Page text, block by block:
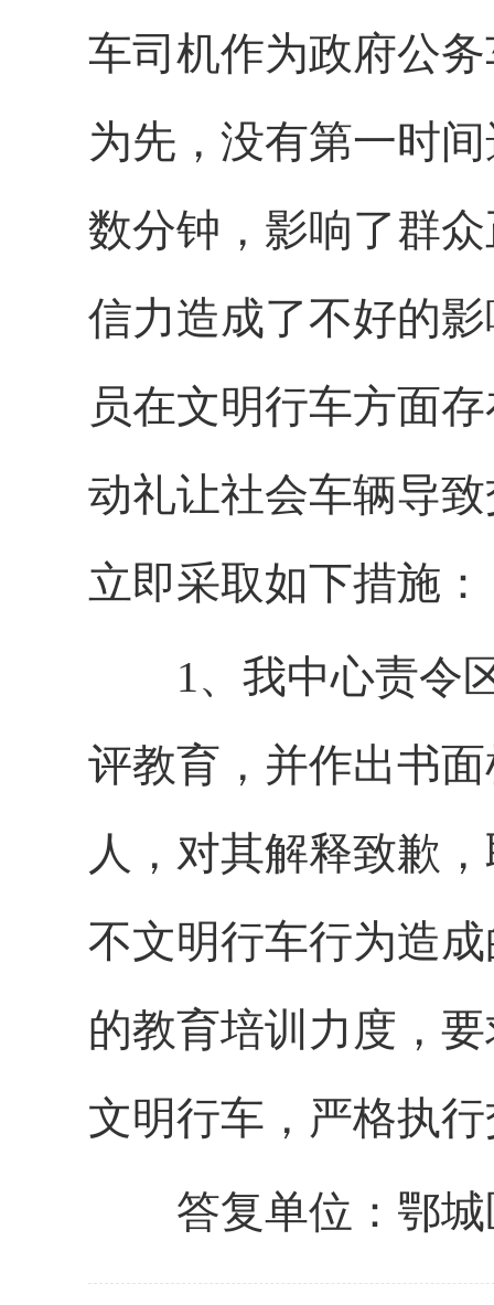
车司机作为政府公
为先，没有第一时
数分钟，影响了群
信力造成了不好的
员在文明行车方面
动礼让社会车辆导
立即采取如下措施：
1、我中心责令区
评教育，并作出书
人，对其解释致歉
不文明行车行为造
的教育培训力度，
文明行车，严格执
答复单位： 鄂